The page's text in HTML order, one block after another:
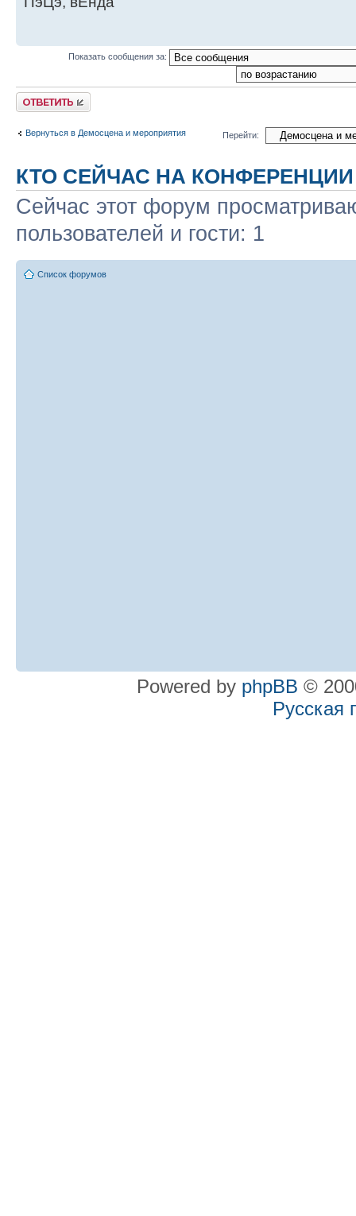
Показать сообщения за:
Ответить
Вернуться в Демосцена и мероприятия Перейти:
КТО СЕЙЧАС НА КОНФЕРЕНЦИИ
Сейчас этот форум
пользователей и гости: 1
Список форумов
Powered by phpBB ©
Русская